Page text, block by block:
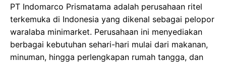
PT Indomarco Prismatama adalah perusahaan ritel
terkemuka di Indonesia yang dikenal sebagai pelopor
waralaba minimarket. Perusahaan ini menyediakan
berbagai kebutuhan sehari-hari mulai dari makanan,
minuman, hingga perlengkapan rumah tangga, dan